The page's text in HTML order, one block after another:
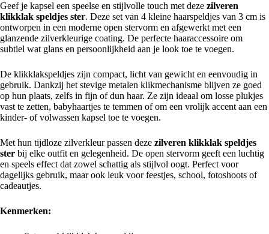
Geef je kapsel een speelse en stijlvolle touch met deze zilveren
klikklak speldjes ster. Deze set van 4 kleine haarspeldjes van 3 cm is
ontworpen in een moderne open stervorm en afgewerkt met een
glanzende zilverkleurige coating. De perfecte haaraccessoire om
subtiel wat glans en persoonlijkheid aan je look toe te voegen.
De klikklakspeldjes zijn compact, licht van gewicht en eenvoudig in
gebruik. Dankzij het stevige metalen klikmechanisme blijven ze goed
op hun plaats, zelfs in fijn of dun haar. Ze zijn ideaal om losse plukjes
vast te zetten, babyhaartjes te temmen of om een vrolijk accent aan een
kinder- of volwassen kapsel toe te voegen.
Met hun tijdloze zilverkleur passen deze zilveren klikklak speldjes
ster bij elke outfit en gelegenheid. De open stervorm geeft een luchtig
en speels effect dat zowel schattig als stijlvol oogt. Perfect voor
dagelijks gebruik, maar ook leuk voor feestjes, school, fotoshoots of
cadeautjes.
Kenmerken: